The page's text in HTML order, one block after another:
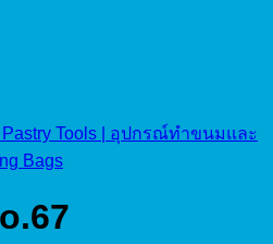
Pastry Tools | อุปกรณ์ทำขนมและ
Bags